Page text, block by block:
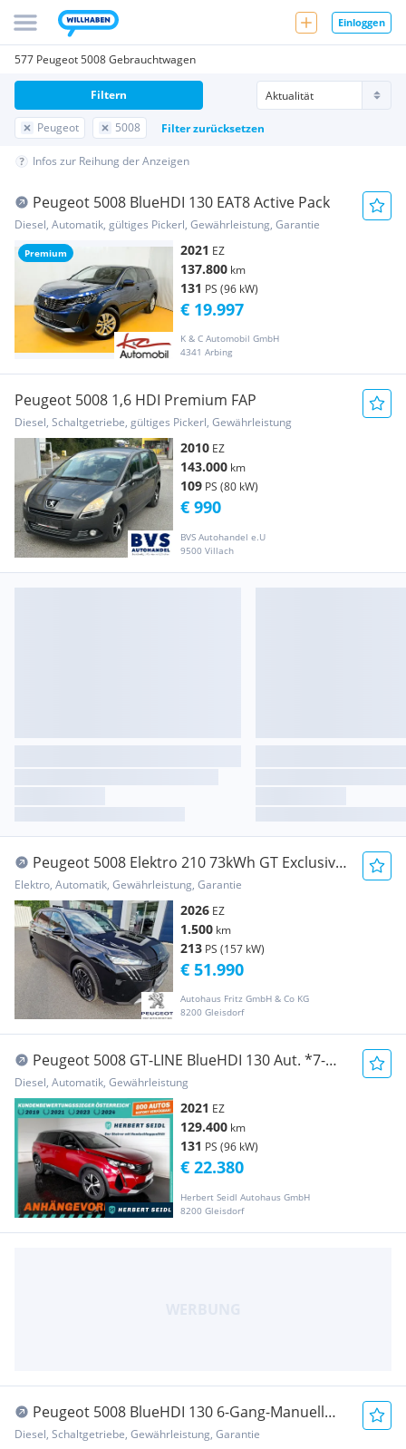
Einloggen
577 Peugeot 5008 Gebrauchtwagen
Peugeot 5008 Filter zurücksetzen
Filtern
Infos zur Reihung der Anzeigen
Premium
Peugeot 5008 BlueHDI 130 EAT8 Active Pack
Diesel, Automatik, gültiges Pickerl, Gewährleistung, Garantie
2021 EZ
137.800 km
131 PS (96 kW)
K & C Automobil GmbH
4341 Arbing
€ 19.997
Peugeot 5008 1,6 HDI Premium FAP
Diesel, Schaltgetriebe, gültiges Pickerl, Gewährleistung
2010 EZ
143.000 km
109 PS (80 kW)
BVS Autohandel e.U
9500 Villach
€ 990
Peugeot 5008 Elektro 210 73kWh GT Exclusive
"Dezember v...
Elektro, Automatik, Gewährleistung, Garantie
2026 EZ
1.500 km
213 PS (157 kW)
Autohaus Fritz GmbH & Co KG
8200 Gleisdorf
€ 51.990
Peugeot 5008 GT-LINE BlueHDI 130 Aut. *7-
SITZE / VOLL L...
Diesel, Automatik, Gewährleistung
2021 EZ
129.400 km
131 PS (96 kW)
Herbert Seidl Autohaus GmbH
8200 Gleisdorf
€ 22.380
Peugeot 5008 BlueHDI 130 6-Gang-Manuell
Road Trip
Diesel, Schaltgetriebe, Gewährleistung, Garantie